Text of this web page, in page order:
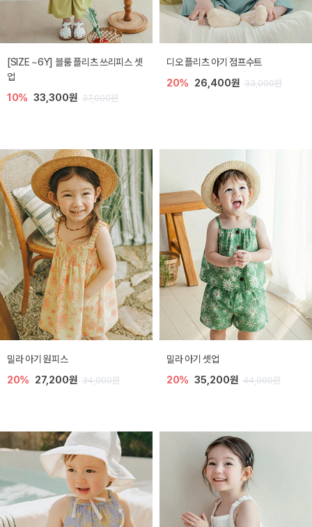
[SIZE ~6Y] 블룸 플리츠 쓰리피스 셋
업
10% 33,300원 37,000원
디오 플리츠 아기 점프수트
20% 26,400원 33,000원
밀라 아기 원피스
20% 27,200원 34,000원
밀라 아기 셋업
20% 35,200원 44,000원